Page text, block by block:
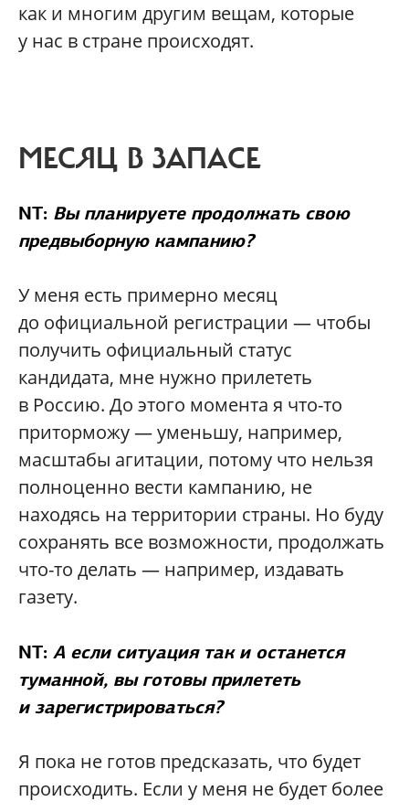
как и многим другим вещам, которые
у нас в стране происходят.
МЕСЯЦ В ЗАПАСЕ
NT: Вы планируете продолжать свою
предвыборную кампанию?
У меня есть примерно месяц
до официальной регистрации — чтобы
получить официальный статус
кандидата, мне нужно прилететь
в Россию. До этого момента я что-то
приторможу — уменьшу, например,
масштабы агитации, потому что нельзя
полноценно вести кампанию, не
находясь на территории страны. Но буду
сохранять все возможности, продолжать
что-то делать — например, издавать
газету.
NT: А если ситуация так и останется
туманной, вы готовы прилететь
и зарегистрироваться?
Я пока не готов предсказать, что будет
происходить. Если у меня не будет более